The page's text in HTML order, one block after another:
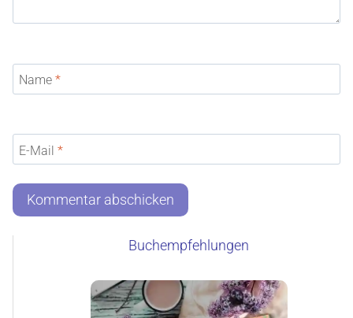
Name *
E-Mail *
Buchempfehlungen